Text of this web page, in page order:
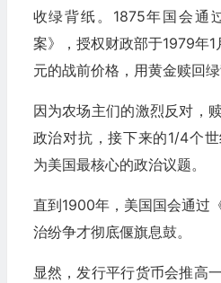
收绿背纸。1875年国会通
案》，授权财政部于1979年
元的战前价格，用黄金赎回绿
因为农场主们的激烈反对，
政治对抗，接下来的1/4个
为美国最核心的政治议题。
直到1900年，美国国会通过
治纷争才彻底偃旗息鼓。
显然，发行平行货币会推高